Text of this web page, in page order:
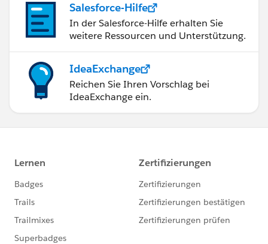
Salesforce-Hilfe
In der Salesforce-Hilfe erhalten Sie
weitere Ressourcen und Unterstützung.
IdeaExchange
Reichen Sie Ihren Vorschlag bei
IdeaExchange ein.